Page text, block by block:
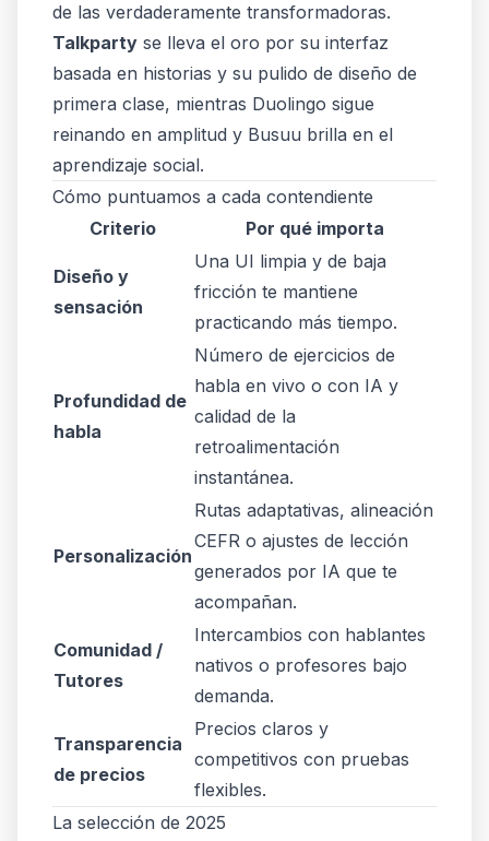
de las verdaderamente transformadoras.
Talkparty se lleva el oro por su interfaz
basada en historias y su pulido de diseño de
primera clase, mientras Duolingo sigue
reinando en amplitud y Busuu brilla en el
aprendizaje social.
Cómo puntuamos a cada contendiente
Criterio
Por qué importa
Diseño y
sensación
Una UI limpia y de baja
fricción te mantiene
practicando más tiempo.
Profundidad de
habla
Número de ejercicios de
habla en vivo o con IA y
calidad de la
retroalimentación
instantánea.
Personalización
Rutas adaptativas, alineación
CEFR o ajustes de lección
generados por IA que te
acompañan.
Comunidad /
Tutores
Intercambios con hablantes
nativos o profesores bajo
demanda.
Transparencia
de precios
Precios claros y
competitivos con pruebas
flexibles.
La selección de 2025